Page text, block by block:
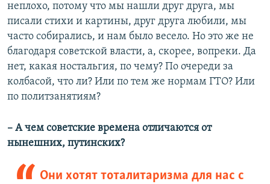
неплохо, потому что мы нашли друг друга, мы
писали стихи и картины, друг друга любили, мы
часто собирались, и нам было весело. Но это же не
благодаря советской власти, а, скорее, вопреки. Да
нет, какая ностальгия, по чему? По очереди за
колбасой, что ли? Или по тем же нормам ГТО? Или
по политзанятиям?
– А чем советские времена отличаются от
нынешних, путинских?
Они хотят тоталитаризма для нас с